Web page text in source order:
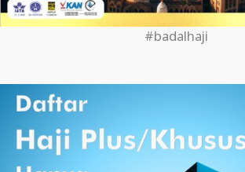
#badalhaji